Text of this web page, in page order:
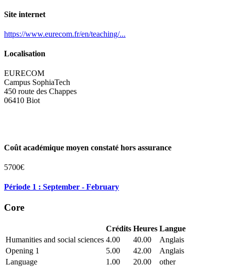
Site internet
https://www.eurecom.fr/en/teaching/...
Localisation
EURECOM
Campus SophiaTech
450 route des Chappes
06410 Biot
Coût académique moyen constaté hors assurance
5700€
Période 1 : September - February
Core
Crédits Heures Langue
Humanities and social sciences 4.00 40.00
Anglais
Opening 1
5.00 42.00
Anglais
Language
1.00 20.00 other